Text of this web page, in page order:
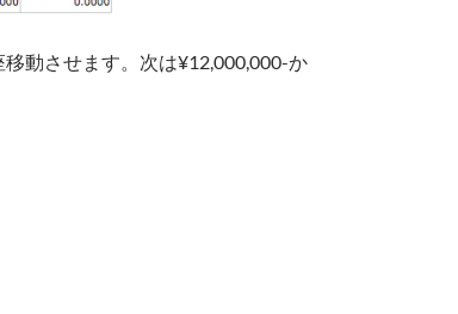
動させます。次は¥12,000,000-か